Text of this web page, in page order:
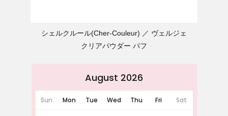
シェルクルール(Cher-Couleur)
ヴェルジェ
クリアパウダー パフ
August 2026
Sun Mon Tue Wed Thu Fri Sat